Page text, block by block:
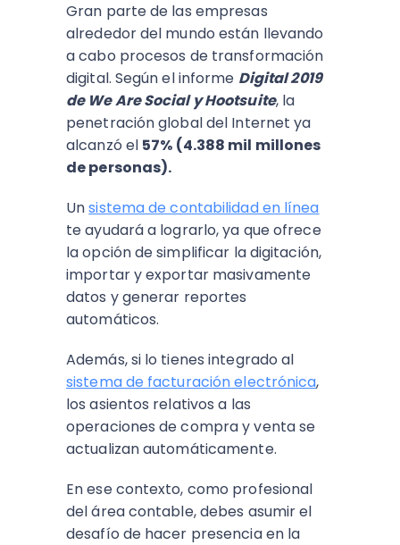
Gran parte de las empresas
alrededor del mundo están llevando
a cabo procesos de transformación
digital. Según el informe Digital 2019
de We Are Social y Hootsuite, la
penetración global del Internet ya
alcanzó el 57% (4.388 mil millones
de personas).
Unsistema de contabilidad en línea
te ayudará a lograrlo, ya que ofrece
la opción de simplificar la digitación,
importar y exportar masivamente
datos y generar reportes
automáticos.
Además, si lo tienes integrado al
sistema de facturación electrónica,
los asientos relativos a las
operaciones de compra y venta se
actualizan automáticamente.
En ese contexto, como profesional
del área contable, debes asumir el
desafío de hacer presencia en la